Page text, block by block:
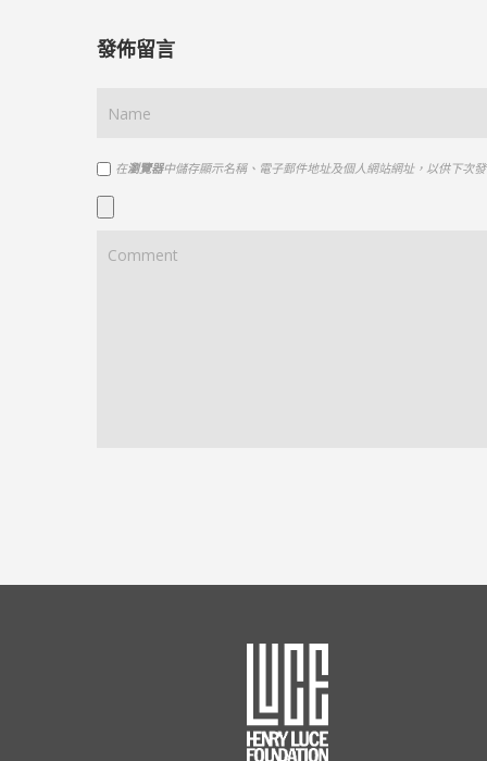
發佈留言
在瀏覽器中儲存顯示名稱、電子郵件地址及個人網站網址，以供下次